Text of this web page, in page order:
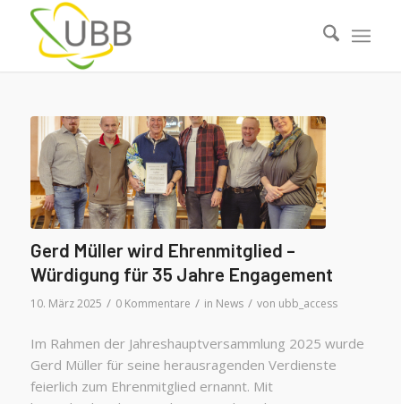
Gerd Müller wird Ehrenmitglied –
Würdigung für 35 Jahre Engagement
10. März 2025 / 0 Kommentare / in News / von ubb_access
Im Rahmen der Jahreshauptversammlung 2025 wurde
Gerd Müller für seine herausragenden Verdienste
feierlich zum Ehrenmitglied ernannt. Mit